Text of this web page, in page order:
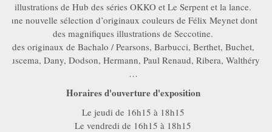
illustrations de Hub des séries OKKO et Le Serpent et la lance.
une nouvelle sélection d’originaux couleurs de Félix Meynet dont
des magnifiques illustrations de Seccotine.
des originaux de Bachalo / Pearsons, Barbucci, Berthet, Buchet,
Buscema, Dany, Dodson, Hermann, Paul Renaud, Ribera, Walthéry,
…
Horaires d'ouverture d'exposition
Le jeudi de 16h15 à 18h15
Le vendredi de 16h15 à 18h15